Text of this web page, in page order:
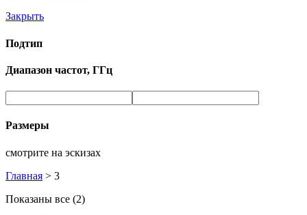
Закрыть
Подтип
Диапазон частот, ГГц
Размеры
смотрите на эскизах
Главная > 3
Показаны все (2)